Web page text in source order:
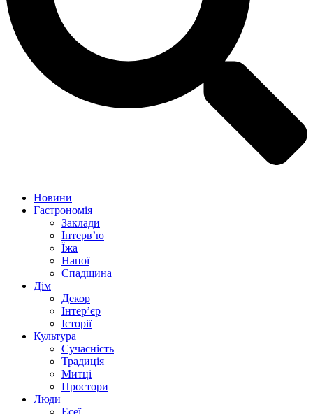
Новини
Гастрономія
Заклади
Інтерв’ю
Їжа
Напої
Спадщина
Дім
Декор
Інтер’єр
Історії
Культура
Сучасність
Традиція
Митці
Простори
Люди
Есеї